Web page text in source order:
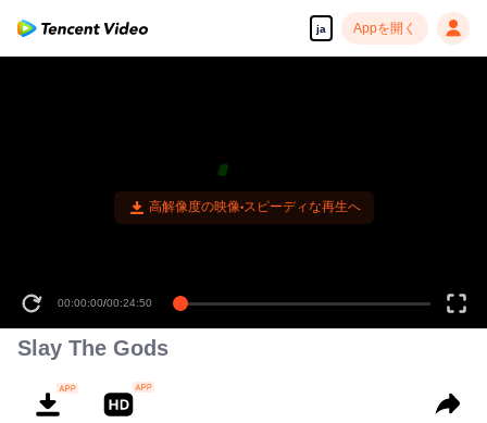
ja Appを開く
高解像度の映像•スピーディな再生へ
00:00:00/00:24:50
Slay The Gods